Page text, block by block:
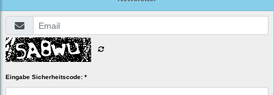
Eingabe Sicherheitscode: *